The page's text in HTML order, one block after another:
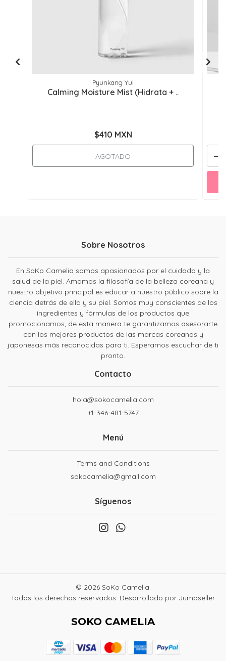
Pyunkang Yul
Calming Moisture Mist (Hidrata + ..
$410 MXN
AGOTADO -
Sobre Nosotros
En SoKo Camelia somos apasionados por el cuidado y la
salud de la piel. Amamos la filosofía de la belleza coreana y
nuestro objetivo principal es educar a nuestro público sobre la
ciencia detrás de ella y su piel. Somos muy conscientes de los
ingredientes y fórmulas de los productos que
promocionamos, de esta manera te garantizamos asesorarte
con los mejores productos de las marcas coreanas y
japonesas más reconocidas para ti. Esperamos escuchar de ti
pronto.
Contacto
hola@sokocamelia.com
+1-346-481-5747
Menú
Terms and Conditions
sokocamelia@gmail.com
Síguenos
© 2026 SoKo Camelia.
Todos los derechos reservados. Desarrollado por Jumpseller.
SOKO CAMELIA